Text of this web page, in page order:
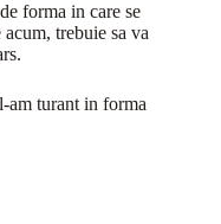
forma in care se
trebuie sa va
am turant in forma